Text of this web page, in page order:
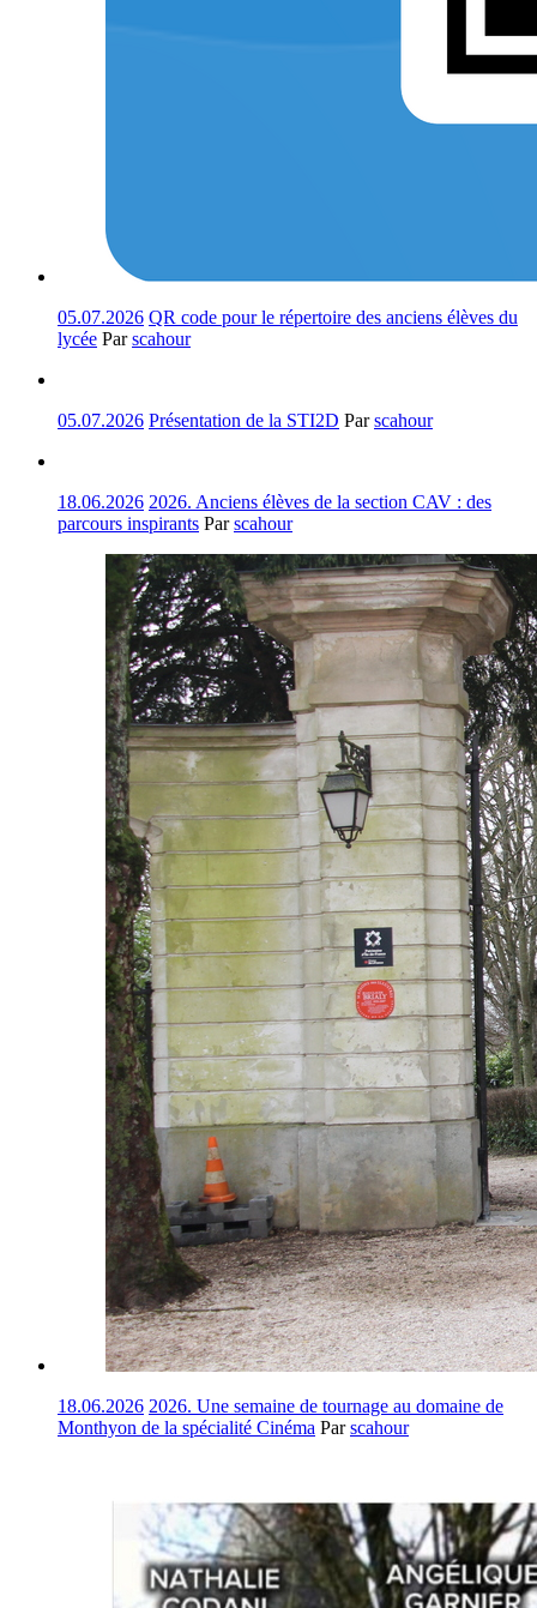
05.07.2026 QR code pour le répertoire des anciens élèves du
lycée Parscahour
05.07.2026 Présentation de la STI2D Parscahour
18.06.2026 2026. Anciens élèves de la section CAV : des
parcours inspirants Parscahour
18.06.2026 2026. Une semaine de tournage au domaine de
Monthyon de la spécialité Cinéma Parscahour